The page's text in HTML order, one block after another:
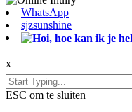
WhatsApp
sjzsunshine
x
ESC om te sluiten